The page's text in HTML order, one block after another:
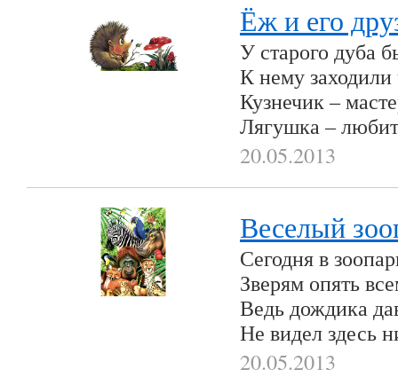
Ёж и его
У старого дуба
К нему заходили
Кузнечик –
Лягушка –
20.05.2013
Веселый
Сегодня в
Зверям опять
Ведь дождика
Не видел здесь
20.05.2013